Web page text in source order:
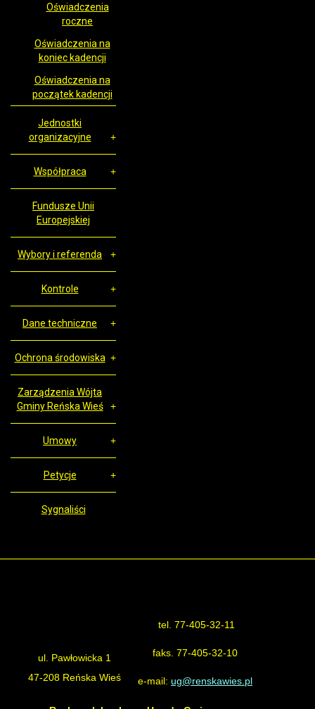
Oświadczenia
roczne
Oświadczenia na
koniec kadencji
Oświadczenia na
początek kadencji
Jednostki
organizacyjne
Współpraca
Fundusze Unii
Europejskiej
Wybory i referenda
Kontrole
Dane techniczne
Ochrona środowiska
Zarządzenia Wójta
Gminy Reńska Wieś
Umowy
Petycje
Sygnaliści
ul. Pawłowicka 1
47-208 Reńska Wieś
tel. 77-405-32-11
faks. 77-405-32-10
e-mail: ug@renskawies.pl